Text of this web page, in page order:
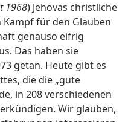
1968) Jehovas christliche
für den Glauben
genauso eifrig
Das haben sie
getan. Heute gibt es
die die „gute
in 208 verschiedenen
Wir glauben,